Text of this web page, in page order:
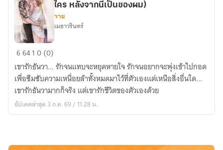
Before
after
me
(ก่อน
เคย
ใคร
ใคร หลังจากนี้เป็นของผม)
วาย
เมธาวรินทร์
66410 (0)
เขารักธันวา... รักจนแทบจะหยุดหายใจ รักจนอยากจะพุ่งเข้าไปกอด
เพื่อซึมซับความเหนื่อยล้าทั้งหมดมาไว้ที่ตัวเองแต่เหนือสิ่งอื่นใด...
เขารักธันวามากก็จริง แต่เขารักชีวิตของตัวเองด้วย
อัปเดตล่าสุด 3 ก.ค. 69 / 11:28 น.